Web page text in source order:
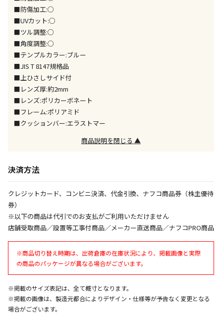
宅配のみでお届けする商品です（店舗受取は選択でき
ません）
※「宅配・店舗受取」「宅配のみ」マークの商品のみ
同時購入が可能です
午前9時までのご注文確定した商品については、当日に
出荷いたします。
ただし、メーカーの営業日に基づき出荷手続きを行う
ため、通常よりお時間をいただく場合がございます。
また、日曜・祝日や年末年始などの長期休業期間中
は、休業明けからの出荷対応となります。
お見積商品です。金額・施工日はお打ち合わせの上、
決定となります。
エアコンの取付工事が必要な商品です。別途費用が発
生する場合がございます。
商品購入個数ごとに送料がかかる商品です
■防傷加工:○
■UVカット:○
■ツル調整:○
■角度調整:○
■テンプルカラー:ブルー
■JIS T 8147規格品
■上ひさしサイド付
■レンズ厚:約2mm
■レンズ:ポリカーボネート
■フレーム:ポリアミド
■クッションバー:エラストマー
商品説明を閉じる ▲
決済方法
クレジットカード、コンビニ決済、代金引換、ナフコ商品券（株主優待
券）
※以下の商品は代引でのお支払がご利用いただけません
店舗受取商品／設置等工事付商品／メーカー直送商品／ナフコPRO商品
※商品切り替え時期は、出荷倉庫の在庫状況により、掲載画像と実際
の商品のパッケージが異なる場合がございます。
※掲載のサイズ表記は、全て概寸となります。
※掲載の画像は、製造元都合によりデザイン・仕様等が予告なく変更となる
場合がございます。